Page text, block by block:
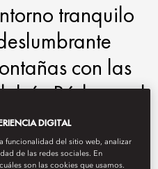
tranquilo
con las
río Ródano, el
Mandarin
rezuma
DIGITAL
funcionalidad del sitio web, analizar
de las redes sociales. En
son las cookies que usamos.